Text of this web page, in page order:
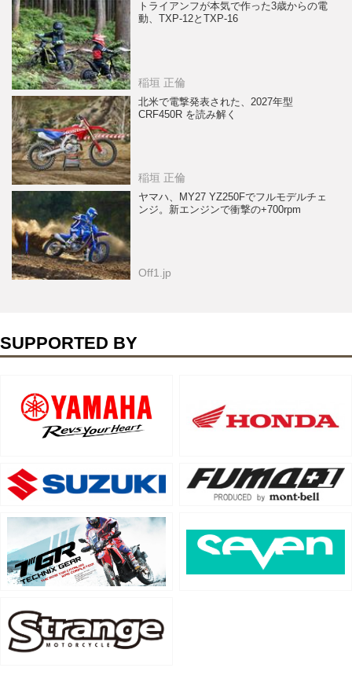
トライアンフが本気で作った3歳からの電
動、TXP-12とTXP-16
稲垣 正倫
北米で電撃発表された、2027年型
CRF450R を読み解く
稲垣 正倫
ヤマハ、MY27 YZ250Fでフルモデルチェ
ンジ。新エンジンで衝撃の+700rpm
Off1.jp
SUPPORTED BY